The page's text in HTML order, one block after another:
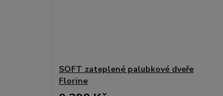
SOFT zateplené palubkové dveře
Florine